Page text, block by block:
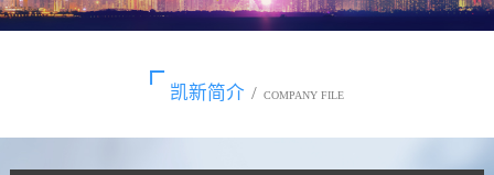
凯新简介 / COMPANY FILE